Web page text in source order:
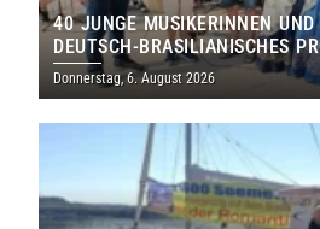
40 JUNGE MUSIKERINNEN UND
DEUTSCH-BRASILIANISCHES
THOLEY
Donnerstag, 6. August 2026